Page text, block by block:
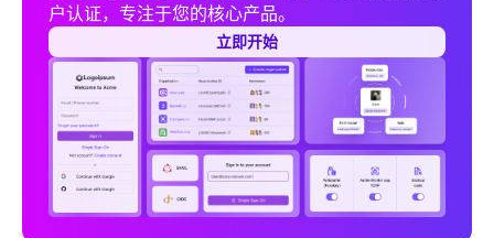
户认证，专注于您的核心产品。
立即开始